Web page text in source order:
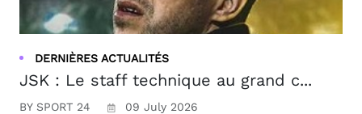
DERNIÈRES ACTUALITÉS
JSK : Le staff technique au grand c...
BY SPORT 24 09 July 2026